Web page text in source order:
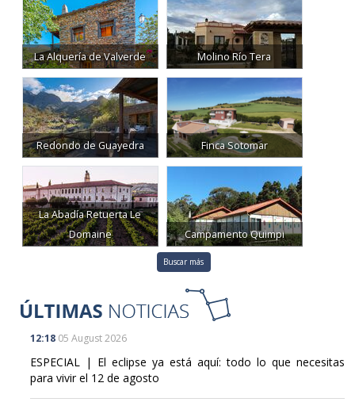
La Alquería de Valverde Molino Río Tera
Redondo de Guayedra Finca Sotomar
La Abadía Retuerta Le
Domaine
Campamento Quimpi
Buscar más
12:18 05 August 2026
ESPECIAL | El eclipse ya está aquí: todo lo que necesitas
para vivir el 12 de agosto